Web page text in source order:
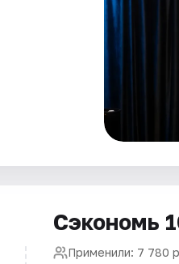
Сэкономь
Применили: 7 780